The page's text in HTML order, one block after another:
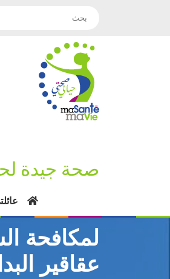
صحة جيدة
لمكافحة
عقاقير